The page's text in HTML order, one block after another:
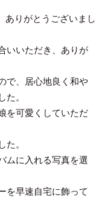
ありがとうございまし
いいただき、ありが
で、居心地良く和や
た。
を可愛くしていただ
た。
ムに入れる写真を選
を早速自宅に飾って